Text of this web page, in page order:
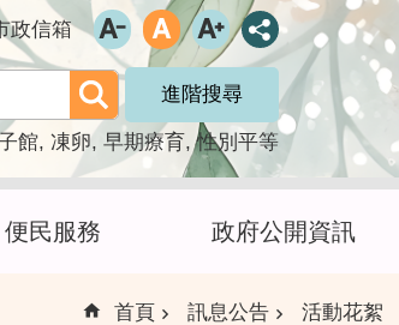
政信箱
進階搜尋
館 凍卵 早期療育 性別平等
便民服務 政府公開資訊
首頁 訊息公告 活動花絮